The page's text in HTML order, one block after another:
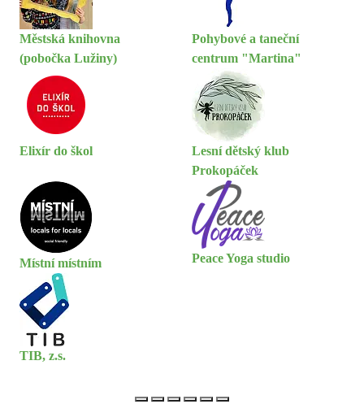
Městská knihovna
(pobočka Lužiny)
Pohybové a taneční
centrum "Martina"
Elixír do škol
Lesní dětský klub
Prokopáček
Místní místním Peace Yoga studio
TIB, z.s.